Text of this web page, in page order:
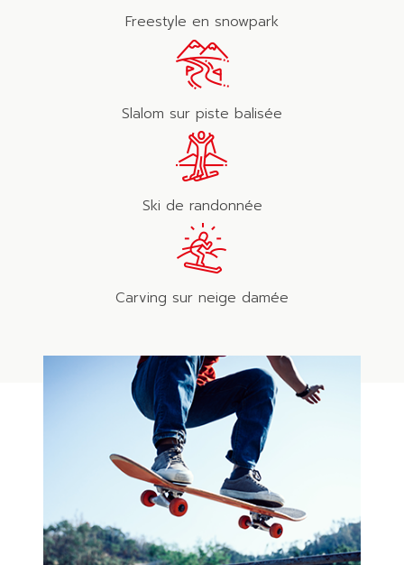
Freestyle en snowpark
Slalom sur piste balisée
Ski de randonnée
Carving sur neige damée